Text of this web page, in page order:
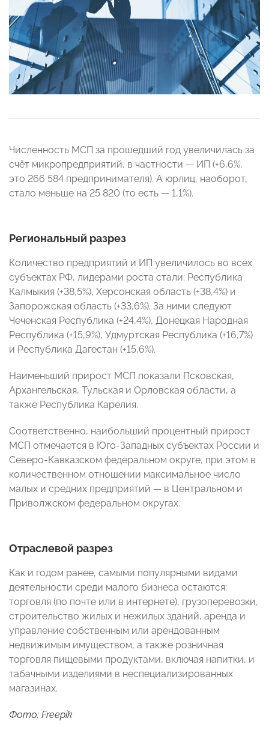
Численность МСП за прошедший год увеличилась за
счёт микропредприятий, в частности — ИП (+6,6%,
это 266 584 предпринимателя). А юрлиц, наоборот,
стало меньше на 25 820 (то есть — 1,1%).
Региональный разрез
Количество предприятий и ИП увеличилось во всех
субъектах РФ, лидерами роста стали: Республика
Калмыкия (+38,5%), Херсонская область (+38,4%) и
Запорожская область (+33,6%). За ними следуют
Чеченская Республика (+24,4%), Донецкая Народная
Республика (+15,9%), Удмуртская Республика (+16,7%)
и Республика Дагестан (+15,6%).
Наименьший прирост МСП показали Псковская,
Архангельская, Тульская и Орловская области, а
также Республика Карелия.
Соответственно, наибольший процентный прирост
МСП отмечается в Юго-Западных субъектах России и
Северо-Кавказском федеральном округе, при этом в
количественном отношении максимальное число
малых и средних предприятий — в Центральном и
Приволжском федеральном округах.
Отраслевой разрез
Как и годом ранее, самыми популярными видами
деятельности среди малого бизнеса остаются:
торговля (по почте или в интернете), грузоперевозки,
строительство жилых и нежилых зданий, аренда и
управление собственным или арендованным
недвижимым имуществом, а также розничная
торговля пищевыми продуктами, включая напитки, и
табачными изделиями в неспециализированных
магазинах.
Фото: Freepik